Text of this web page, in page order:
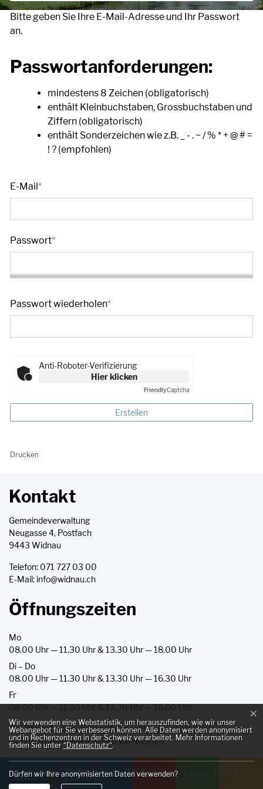
Bitte geben Sie Ihre E-Mail-Adresse und Ihr Passwort
an.
Passwortanforderungen:
mindestens 8 Zeichen (obligatorisch)
enthält Kleinbuchstaben, Grossbuchstaben und
Ziffern (obligatorisch)
enthält Sonderzeichen wie z.B. _ - . ~ / % * + @ # =
! ? (empfohlen)
E-Mail*
Passwort*
Passwort wiederholen*
Anti-Roboter-Verifizierung
Hier klicken
FriendlyCaptcha
Erstellen
Drucken
Kontakt
Gemeindeverwaltung
Neugasse 4, Postfach
9443 Widnau
Telefon: 071 727 03 00
E-Mail: info@widnau.ch
Öffnungszeiten
Mo
08.00 Uhr — 11.30 Uhr & 13.30 Uhr — 18.00 Uhr
Di – Do
08.00 Uhr — 11.30 Uhr & 13.30 Uhr — 16.30 Uhr
Fr
08.00 Uhr — 11.30 Uhr & 13.30 Uhr — 16.00 Uhr
Auf Wunsch können Sie mit uns auch ausserhalb der
Öffnungszeiten einen Termin vereinbaren.
Toolbar
Impressum Datenschutz MyServices
Webstatistik
Wir verwenden eine Webstatistik, um herauszufinden, wie wir unser
Webangebot für Sie verbessern können. Alle Daten werden anonymisiert
und in Rechenzentren in der Schweiz verarbeitet. Mehr Informationen
finden Sie unter “Datenschutz“.
Dürfen wir Ihre anonymisierten Daten verwenden?
×